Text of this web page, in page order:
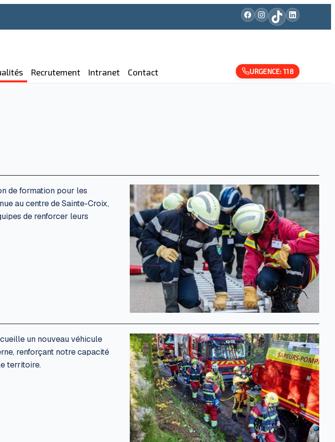
Recrutement Intranet Contact URGENCE: 118
de formation pour les
au centre de Sainte-Croix,
de renforcer leurs
un nouveau véhicule
renforçant notre capacité
territoire.